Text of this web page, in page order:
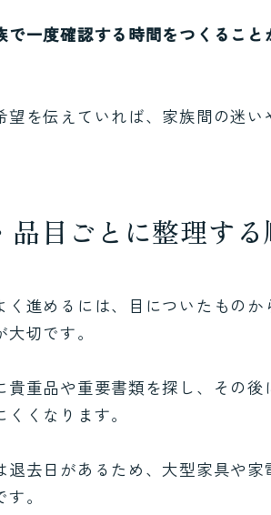
一度確認する時間をつくること
望を伝えていれば、家族間の迷い
品目ごとに整理す
く進めるには、目についたもの
切です。
貴重品や重要書類を探し、その
くなります。
退去日があるため、大型家具や
。